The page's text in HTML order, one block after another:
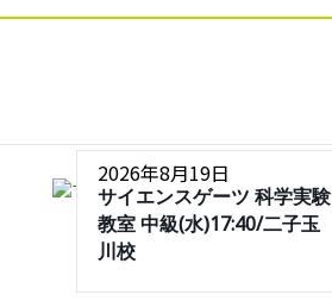
2026年8月19日
サイエンスゲーツ 科学実験
教室 中級(水)17:40/二子玉
川校